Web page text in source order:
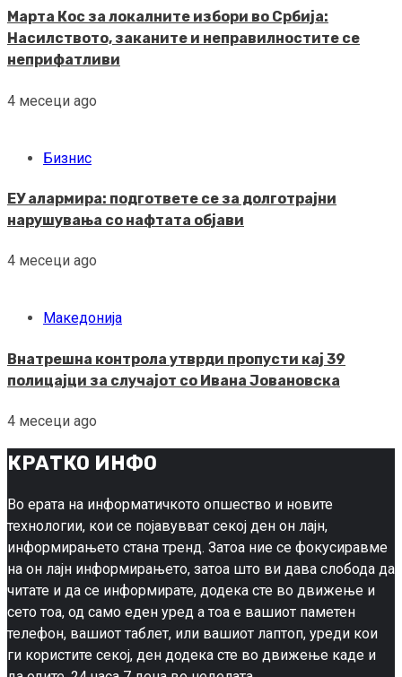
Марта Кос за локалните избори во Србија:
Насилството, заканите и неправилностите се
неприфатливи
4 месеци ago
Бизнис
ЕУ алармира: подгответе се за долготрајни
нарушувања со нафтата објави
4 месеци ago
Македонија
Внатрешна контрола утврди пропусти кај 39
полицајци за случајот со Ивана Јовановска
4 месеци ago
КРАТКО ИНФО
Во ерата на информатичкото опшество и новите
технологии, кои се појавувват секој ден он лајн,
информирањето стана тренд. Затоа ние се фокусиравме
на он лајн информирањето, затоа што ви дава слобода да
читате и да се информирате, додека сте во движење и
сето тоа, од само еден уред а тоа е вашиот паметен
телефон, вашиот таблет, или вашиот лаптоп, уреди кои
ги користите секој, ден додека сте во движење каде и